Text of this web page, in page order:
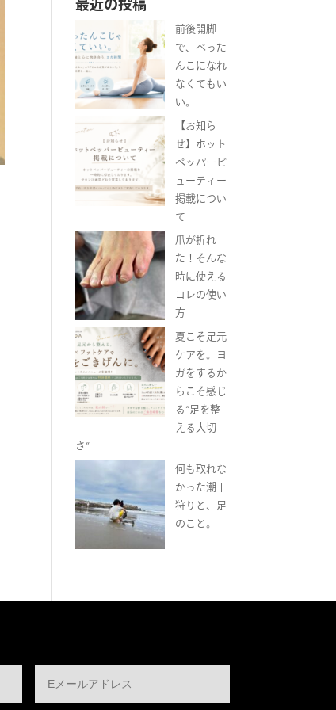
最近の投稿
前後開脚
で、ぺった
んこになれ
なくてもい
い。
【お知ら
せ】ホット
ペッパービ
ューティー
掲載につい
て
爪が折れ
た！そんな
時に使える
コレの使い
方
夏こそ足元
ケアを。ヨ
ガをするか
らこそ感じ
る“足を整
える大切
さ”
何も取れな
かった潮干
狩りと、足
のこと。